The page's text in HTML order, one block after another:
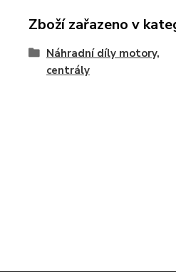
Zboží zařazeno v
Náhradní díly motory,
centrály